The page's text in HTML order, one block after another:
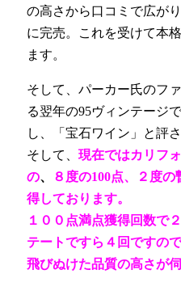
の高さから口コミで広が
に完売。これを受けて本
ます。
そして、パーカー氏のフ
る翌年の95ヴィンテージ
し、「宝石ワイン」と評
そして、 現在ではカリフ
の、
８度の100点、２度
得しております。
１００点満点獲得回数で
テートですら４回ですの
飛びぬけた品質の高さが